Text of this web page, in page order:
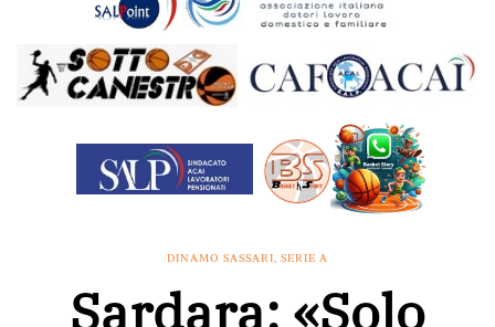
DINAMO SASSARI, SERIE A
Sardara: «Solo